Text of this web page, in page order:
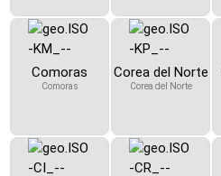
Comoras
Comoras
Corea del Norte
Corea del Norte